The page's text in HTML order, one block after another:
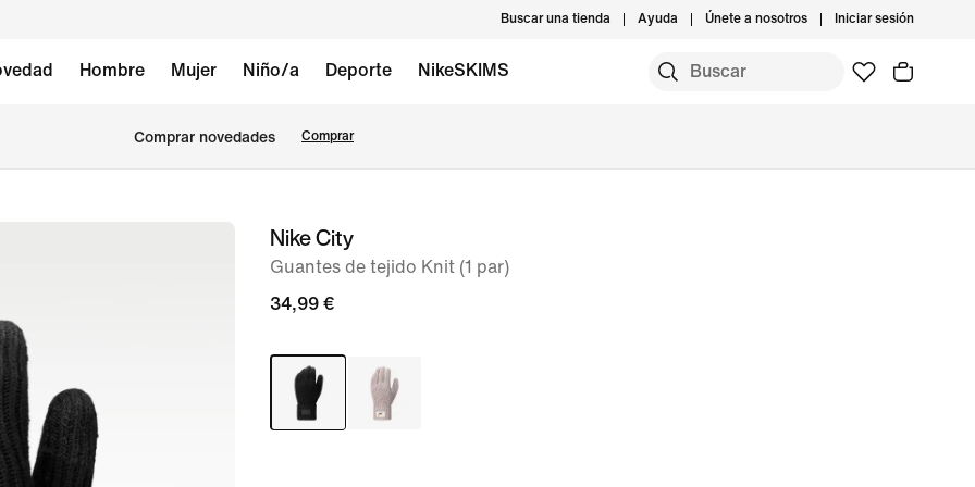
Buscar una tienda Ayuda Únete a nosotros Iniciar sesión
Hombre Mujer Niño/a Deporte NikeSKIMS
Comprar novedades Comprar
ImagenNike City
Guantes de tejido Knit (1 par)
34,99 €